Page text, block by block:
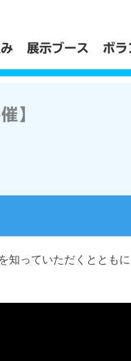
展示ブース ボラ
】
っていただくとともに